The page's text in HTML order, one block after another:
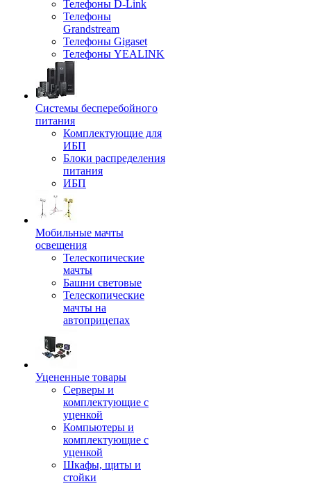
Телефоны D-Link
Телефоны
Grandstream
Телефоны Gigaset
Телефоны YEALINK
Системы бесперебойного
питания
Комплектующие для
ИБП
Блоки распределения
питания
ИБП
Мобильные мачты
освещения
Телескопические
мачты
Башни световые
Телескопические
мачты на
автоприцепах
Уцененные товары
Серверы и
комплектующие с
уценкой
Компьютеры и
комплектующие с
уценкой
Шкафы, щиты и
стойки